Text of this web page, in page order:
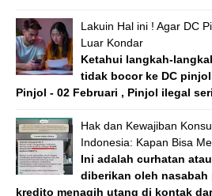
Lakuin Hal ini ! Agar DC
Luar Kondar
Ketahui langkah-
tidak bocor ke DC
Pinjol - 02 Februari , Pinjol ilegal
Hak dan Kewajiban
Indonesia: Kapan Bisa
Ini adalah curhatan
diberikan oleh
kredito menagih utang di kontak